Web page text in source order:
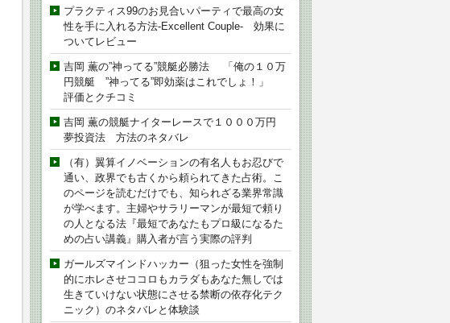
プラクティス99のお見合いパーティで最高の女
性を手に入れる方法-Excellent Couple- 効果に
ついてレビュー
吉岡 薫の”神ってる”競艇必勝法 「俺の１０万
円競艇 ”神ってる”即効薬はこれでしょ！」
評価とクチコミ
吉岡 薫の競艇ナイターレースで１０００万円
夢投資法 方法のネタバレ
（有）翼算イノベーションの有名人もお忍びで
通い、政界でも古くから頼られてきた占術。こ
のページを読むだけでも、知られざる業界常識
が学べます。主婦やサラリーマンが最短で頼り
の人となる法『最短であなたもプロ級になるた
めの占い講義』購入者が言う実際の評判
ガールズマインドハッカー（狙った女性を強制
的にホレさせココロもカラダもあなた無しでは
生きていけない状態にさせる禁断の依存化テク
ニック）のネタバレと体験談